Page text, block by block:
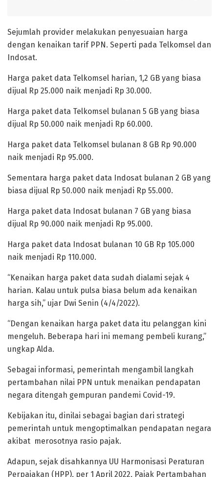
Sejumlah provider melakukan penyesuaian harga
dengan kenaikan tarif PPN. Seperti pada Telkomsel dan
Indosat.
Harga paket data Telkomsel harian, 1,2 GB yang biasa
dijual Rp 25.000 naik menjadi Rp 30.000.
Harga paket data Telkomsel bulanan 5 GB yang biasa
dijual Rp 50.000 naik menjadi Rp 60.000.
Harga paket data Telkomsel bulanan 8 GB Rp 90.000
naik menjadi Rp 95.000.
Sementara harga paket data Indosat bulanan 2 GB yang
biasa dijual Rp 50.000 naik menjadi Rp 55.000.
Harga paket data Indosat bulanan 7 GB yang biasa
dijual Rp 90.000 naik menjadi Rp 95.000.
Harga paket data Indosat bulanan 10 GB Rp 105.000
naik menjadi Rp 110.000.
“Kenaikan harga paket data sudah dialami sejak 4
harian. Kalau untuk pulsa biasa belum ada kenaikan
harga sih,” ujar Dwi Senin (4/4/2022).
“Dengan kenaikan harga paket data itu pelanggan kini
mengeluh. Beberapa hari ini memang pembeli kurang,”
ungkap Alda.
Sebagai informasi, pemerintah mengambil langkah
pertambahan nilai PPN untuk menaikan pendapatan
negara ditengah gempuran pandemi Covid-19.
Kebijakan itu, dinilai sebagai bagian dari strategi
pemerintah untuk mengoptimalkan pendapatan negara
akibat merosotnya rasio pajak.
Adapun, sejak disahkannya UU Harmonisasi Peraturan
Perpajakan (HPP), per 1 April 2022, Pajak Pertambahan